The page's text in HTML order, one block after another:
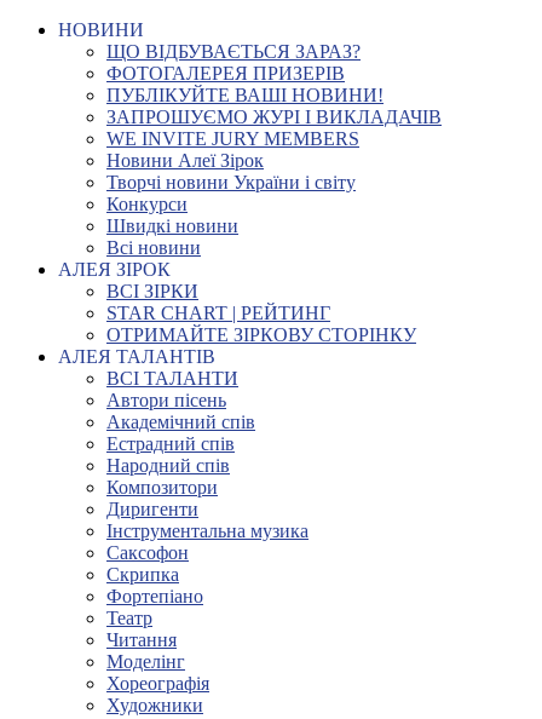
НОВИНИ
ЩО ВІДБУВАЄТЬСЯ ЗАРАЗ?
ФОТОГАЛЕРЕЯ ПРИЗЕРІВ
ПУБЛІКУЙТЕ ВАШІ НОВИНИ!
ЗАПРОШУЄМО ЖУРІ І ВИКЛАДАЧІВ
WE INVITE JURY MEMBERS
Новини Алеї Зірок
Творчі новини України і світу
Конкурси
Швидкі новини
Всі новини
АЛЕЯ ЗІРОК
ВСІ ЗІРКИ
STAR CHART | РЕЙТИНГ
ОТРИМАЙТЕ ЗІРКОВУ СТОРІНКУ
АЛЕЯ ТАЛАНТІВ
ВСІ ТАЛАНТИ
Автори пісень
Академічний спів
Естрадний спів
Народний спів
Композитори
Диригенти
Інструментальна музика
Саксофон
Скрипка
Фортепіано
Театр
Читання
Моделінг
Хореографія
Художники